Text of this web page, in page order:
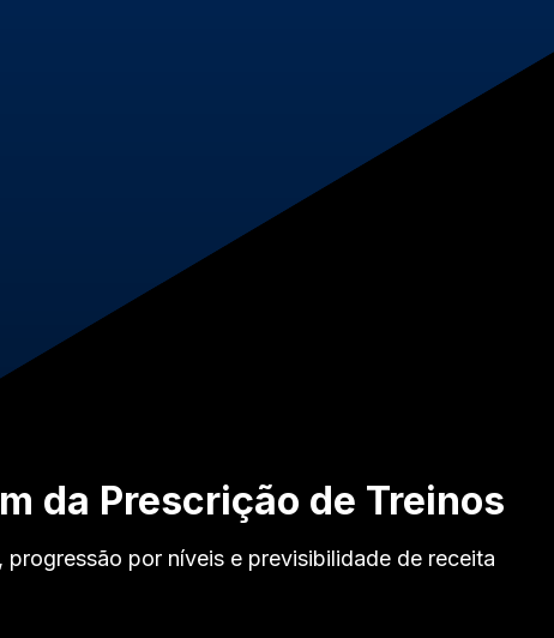
da Prescrição de Treinos
por níveis e previsibilidade de receita